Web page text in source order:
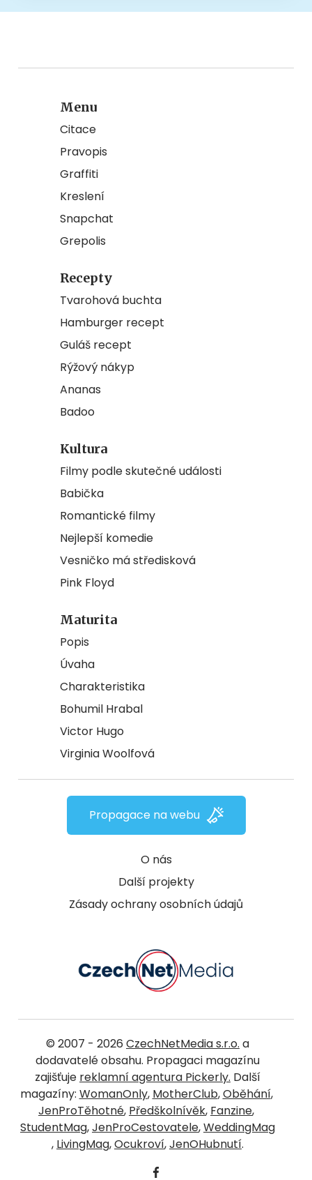
Menu
Citace
Pravopis
Graffiti
Kreslení
Snapchat
Grepolis
Recepty
Tvarohová buchta
Hamburger recept
Guláš recept
Rýžový nákyp
Ananas
Badoo
Kultura
Filmy podle skutečné události
Babička
Romantické filmy
Nejlepší komedie
Vesničko má středisková
Pink Floyd
Maturita
Popis
Úvaha
Charakteristika
Bohumil Hrabal
Victor Hugo
Virginia Woolfová
O nás
Další projekty
Zásady ochrany osobních údajů
Propagace na webu
© 2007 - 2026 CzechNetMedia s.r.o. a
dodavatelé obsahu. Propagaci magazínu
zajišťuje reklamní agentura Pickerly. Další
magazíny: WomanOnly, MotherClub,Oběhání,
JenProTěhotné, Předškolnívěk, Fanzine,
StudentMag,JenProCestovatele,WeddingMag
, LivingMag,Ocukroví,JenOHubnutí.